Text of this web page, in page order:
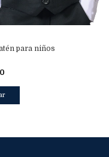
para niños